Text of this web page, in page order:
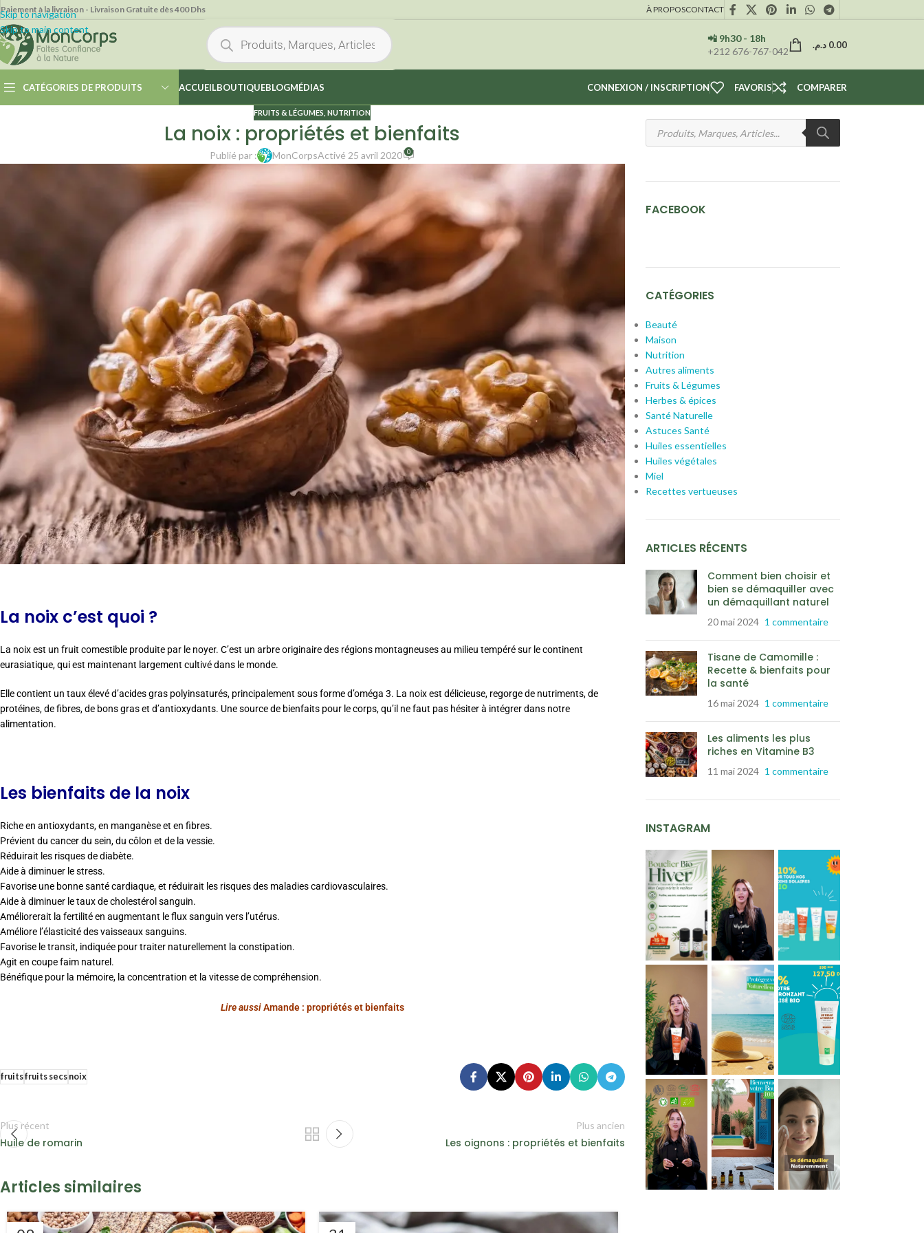
Skip to navigation
Skip to main content
Paiement à la livraison - Livraison Gratuite dès 400 Dhs À PROPOSCONTACT
📲 9h30 - 18h
+212 676-767-042
0.00 د.م.
CATÉGORIES DE PRODUITS ACCUEILBOUTIQUEBLOGMÉDIAS CONNEXION / INSCRIPTION FAVORIS COMPARER
FRUITS & LÉGUMES ,NUTRITION
La noix : propriétés et bienfaits
Publié par : MonCorpsActivé 25 avril 2020 0
La noix c’est quoi ?
La noix est un fruit comestible produite par le noyer. C’est un arbre originaire des régions montagneuses au milieu tempéré sur le continent
eurasiatique, qui est maintenant largement cultivé dans le monde.
Elle contient un taux élevé d’acides gras polyinsaturés, principalement sous forme d’oméga 3. La noix est délicieuse, regorge de nutriments, de
protéines, de fibres, de bons gras et d’antioxydants. Une source de bienfaits pour le corps, qu’il ne faut pas hésiter à intégrer dans notre
alimentation.
Les bienfaits de la noix
Riche en antioxydants, en manganèse et en fibres.
Prévient du cancer du sein, du côlon et de la vessie.
Réduirait les risques de diabète.
Aide à diminuer le stress.
Favorise une bonne santé cardiaque, et réduirait les risques des maladies cardiovasculaires.
Aide à diminuer le taux de cholestérol sanguin.
Améliorerait la fertilité en augmentant le flux sanguin vers l’utérus.
Améliore l’élasticité des vaisseaux sanguins.
Favorise le transit, indiquée pour traiter naturellement la constipation.
Agit en coupe faim naturel.
Bénéfique pour la mémoire, la concentration et la vitesse de compréhension.
Lire aussiAmande : propriétés et bienfaits
fruitsfruits secsnoix
Plus récent
Huile de romarin
Plus ancien
Les oignons : propriétés et bienfaits
Articles similaires
FACEBOOK
CATÉGORIES
Beauté
Maison
Nutrition
Autres aliments
Fruits & Légumes
Herbes & épices
Santé Naturelle
Astuces Santé
Huiles essentielles
Huiles végétales
Miel
Recettes vertueuses
ARTICLES RÉCENTS
Comment bien choisir et
bien se démaquiller avec
un démaquillant naturel
20 mai 2024 1 commentaire
Tisane de Camomille :
Recette & bienfaits pour
la santé
16 mai 2024 1 commentaire
Les aliments les plus
riches en Vitamine B3
11 mai 2024 1 commentaire
INSTAGRAM